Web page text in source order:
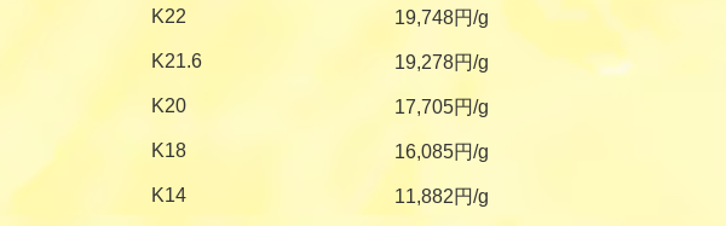
K22 19,748円/g
K21.6 19,278円/g
K20 17,705円/g
K18 16,085円/g
K14 11,882円/g